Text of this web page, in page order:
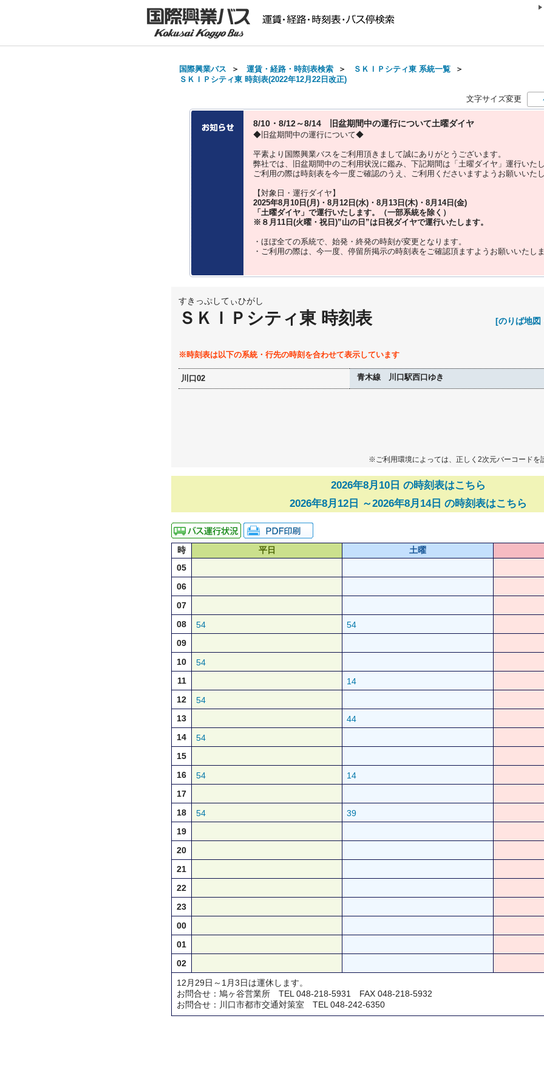
国際興業バス ＞ 運賃・経路・時刻表検索 ＞ ＳＫＩＰシティ東 系統一覧 ＞
ＳＫＩＰシティ東 時刻表(2022年12月22日改正)
文字サイズ変更
8/10・8/12～8/14 旧盆期間中の運行について土曜ダイヤ
◆旧盆期間中の運行について◆
平素より国際興業バスをご利用頂きまして誠にありがとうございます。
弊社では、旧盆期間中のご利用状況に鑑み、下記期間は「土曜ダイヤ」運行いたし
ご利用の際は時刻表を今一度ご確認のうえ、ご利用くださいますようお願いいたし
【対象日・運行ダイヤ】
2025年8月10日(月)・8月12日(水)・8月13日(木)・8月14日(金)
「土曜ダイヤ」 で運行いたします。（一部系統を除く）
※８月11日(火曜・祝日)”山の日 ”は 日祝ダイヤで運行いたします。
・ほぼ全ての系統で、始発・終発の時刻が変更となります。
・ご利用の際は、今一度、 停留所掲示の時刻表をご確認頂ますようお願いいたしま
すきっぷしてぃひがし
ＳＫＩＰシティ東 時刻表 [のりば地図
※時刻表は以下の系統・行先の時刻を合わせて表示しています
川口02 青木線 川口駅西口ゆき
※ご利用環境によっては、正しく2次元バーコードを
2026年8月10日 の時刻表はこちら
2026年8月12日 ～2026年8月14日 の時刻表はこちら
時 平日 土曜
05
06
07
08
54
54
09
10
54
11
14
12
54
13
44
14
54
15
16
54
14
17
18
54
39
19
20
21
22
23
00
01
02
12月29日～1月3日は運休します。
お問合せ：鳩ヶ谷営業所 TEL 048-218-5931 FAX 048-218-5932
お問合せ：川口市都市交通対策室 TEL 048-242-6350